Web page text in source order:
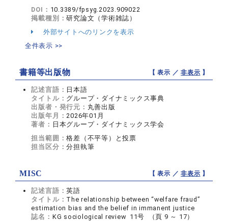
DOI： 10.3389/fpsyg.2023.909022
掲載種別：研究論文（学術雑誌）
外部サイトへのリンクを表示
全件表示 >>
書籍等出版物 【 表示 ／非表示 】
記述言語： 日本語
タイトル： グループ・ダイナミックス事典
出版者・発行元： 丸善出版
出版年月：2026年01月
著者： 日本グループ・ダイナミックス学会
担当範囲：格差（不平等）と投票
担当区分：分担執筆
MISC 【 表示 ／非表示 】
記述言語：英語
タイトル： The relationship between “welfare fraud”
estimation bias and the belief in immanent justice
誌名： KG sociological review 11号 （頁 9 ～ 17）